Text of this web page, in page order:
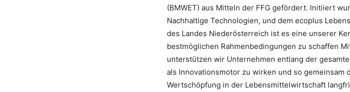
(BMWET) aus Mitteln der FFG gefördert. Initiiert
Nachhaltige Technologien, und dem ecoplus
des Landes Niederösterreich ist es eine unserer
bestmöglichen Rahmenbedingungen zu schaffen
unterstützen wir Unternehmen entlang der
als Innovationsmotor zu wirken und so gemeinsam
Wertschöpfung in der Lebensmittelwirtschaft